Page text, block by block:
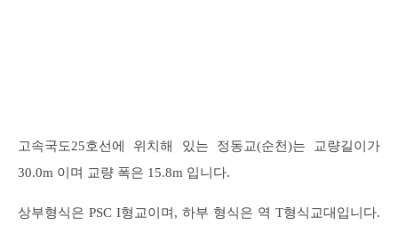
고속국도25호선에 위치해 있는 정동교(순천)는 교량길이가
30.0m 이며 교량 폭은 15.8m 입니다.
상부형식은 PSC I형교이며, 하부 형식은 역 T형식교대입니다.